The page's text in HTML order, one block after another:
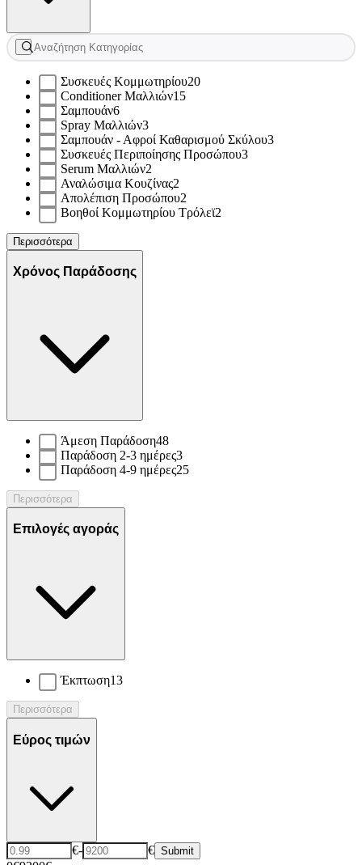
Συσκευές Κομμωτηρίου20
Conditioner Μαλλιών15
Σαμπουάν6
Spray Μαλλιών3
Σαμπουάν - Αφροί Καθαρισμού Σκύλου3
Συσκευές Περιποίησης Προσώπου3
Serum Μαλλιών2
Αναλώσιμα Κουζίνας2
Απολέπιση Προσώπου2
Βοηθοί Κομμωτηρίου Τρόλεϊ2
Περισσότερα
Χρόνος Παράδοσης
Άμεση Παράδοση48
Παράδοση 2-3 ημέρες3
Παράδοση 4-9 ημέρες25
Περισσότερα
Επιλογές αγοράς
Έκπτωση13
Περισσότερα
Εύρος τιμών
€- € Submit